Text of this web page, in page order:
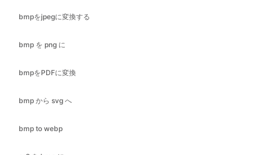
bmpをPDFに変換
bmp から svg へ
bmp to webp
cr2 を bmp に
cr2 を jfif に